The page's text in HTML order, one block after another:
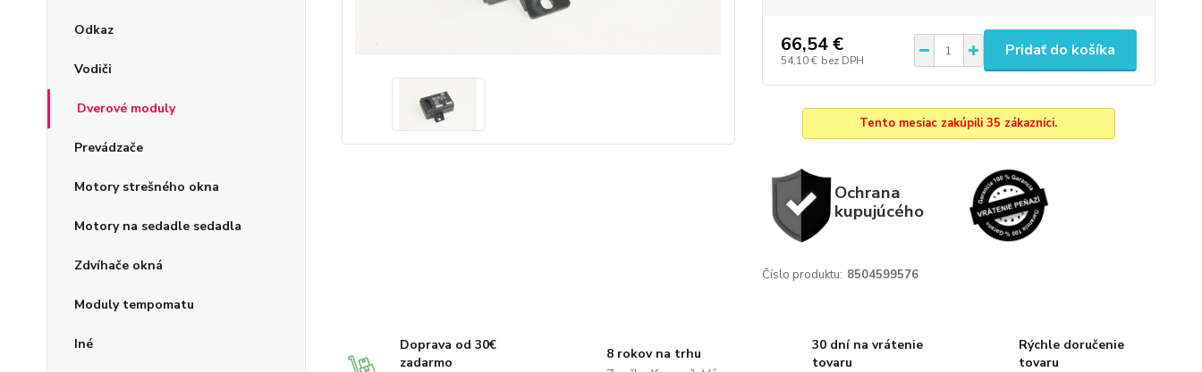
Odkaz
Vodiči
Dverové moduly
Prevádzače
Motory strešného okna
Motory na sedadle sedadla
Zdvíhače okná
Moduly tempomatu
Iné
66,54 €
54,10 € bez DPH
Pridať do košíka
Tento mesiac zakúpili 35 zákazníci.
Ochrana
kupujúcého
Číslo produktu: 8504599576
Doprava od 30€
zadarmo
8 rokov na trhu
30 dní na vrátenie
tovaru
Rýchle doručenie
tovaru